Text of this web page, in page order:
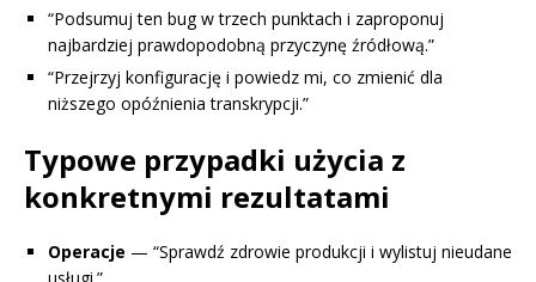
“Podsumuj ten bug w trzech punktach i zaproponuj
najbardziej prawdopodobną przyczynę źródłową.”
“Przejrzyj konfigurację i powiedz mi, co zmienić dla
niższego opóźnienia transkrypcji.”
Typowe przypadki użycia z
konkretnymi rezultatami
Operacje — “Sprawdź zdrowie produkcji i wylistuj nieudane